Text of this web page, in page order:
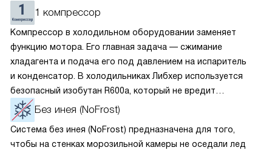
1 компрессор
Компрессор в холодильном оборудовании заменяет
функцию мотора. Его главная задача — сжимание
хладагента и подача его под давлением на испаритель
и конденсатор. В холодильниках Либхер используется
безопасный изобутан R600a, который не вредит
окружающей среде. Компрессор перегоняет его
по охладительному контуру по принципу насоса. Чем
лучше работает «мотор» прибора, тем качественнее
и быстрее происходит охлаждение, затрачивается
Без инея (NoFrost)
Система без инея (NoFrost) предназначена для того,
чтобы на стенках морозильной камеры не оседали лед